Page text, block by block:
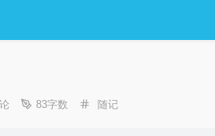
83字数
分
随记